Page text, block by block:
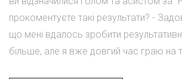
прокоментуєте такі результати? -
що мені вдалось зробити
більше, але я вже довгий час граю на